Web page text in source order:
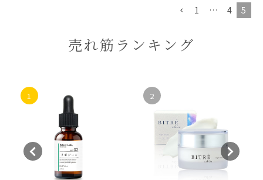
1
… 4 5
売れ筋ランキング
1 2